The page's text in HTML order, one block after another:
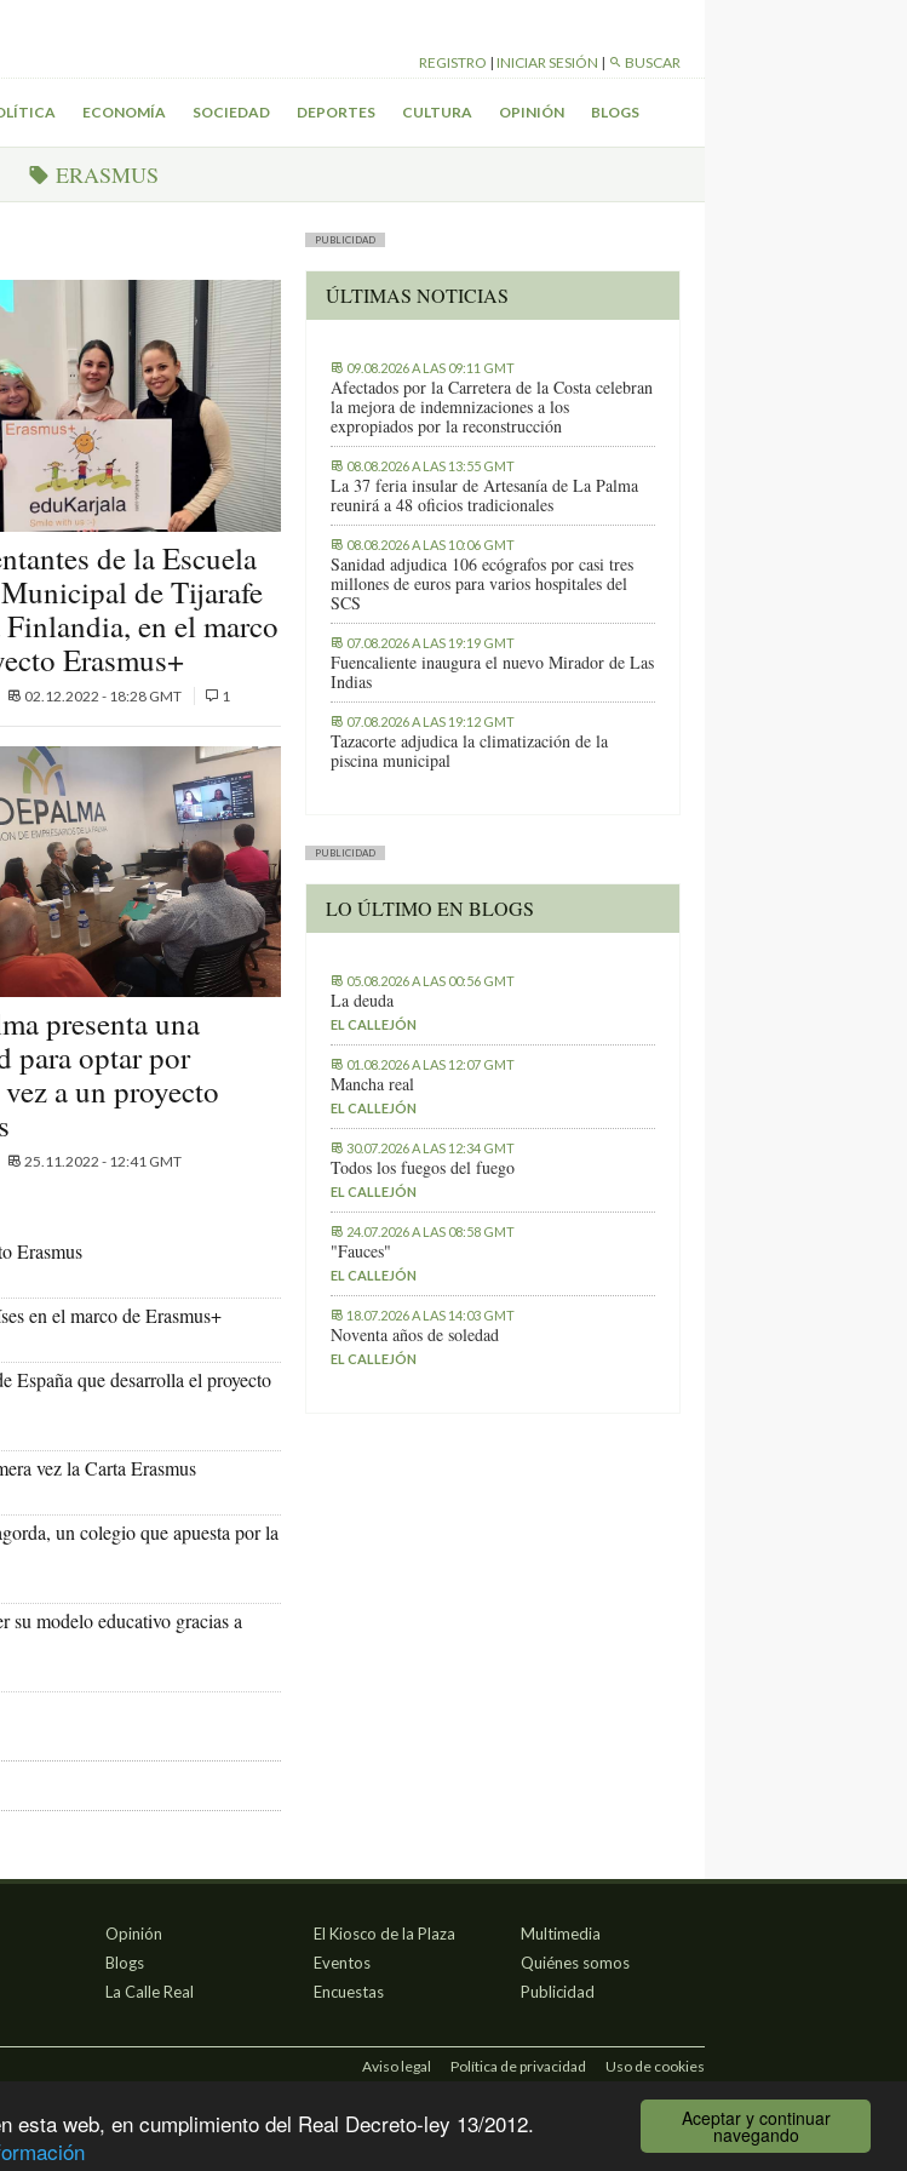
Aceptar y continuar
navegando
web, en cumplimiento del Real Decreto-ley 13/2012.
REGISTRO | INICIAR SESIÓN | BUSCAR
ECONOMÍA SOCIEDAD DEPORTES CULTURA OPINIÓN BLOGS
ERASMUS
de la Escuela
de Tijarafe
en el marco
Erasmus+
02.12.2022 - 18:28 GMT 1
presenta una
para optar por
a un proyecto
25.11.2022 - 12:41 GMT
Erasmus
en el marco de Erasmus+
España que desarrolla el proyecto
vez la Carta Erasmus
un colegio que apuesta por la
su modelo educativo gracias a
PUBLICIDAD
ÚLTIMAS NOTICIAS
09.08.2026 A LAS 09:11 GMT
Afectados por la Carretera de la Costa celebran
la mejora de indemnizaciones a los
expropiados por la reconstrucción
08.08.2026 A LAS 13:55 GMT
La 37 feria insular de Artesanía de La Palma
reunirá a 48 oficios tradicionales
08.08.2026 A LAS 10:06 GMT
Sanidad adjudica 106 ecógrafos por casi tres
millones de euros para varios hospitales del
SCS
07.08.2026 A LAS 19:19 GMT
Fuencaliente inaugura el nuevo Mirador de Las
Indias
07.08.2026 A LAS 19:12 GMT
Tazacorte adjudica la climatización de la
piscina municipal
PUBLICIDAD
LO ÚLTIMO EN BLOGS
05.08.2026 A LAS 00:56 GMT
La deuda
EL CALLEJÓN
01.08.2026 A LAS 12:07 GMT
Mancha real
EL CALLEJÓN
30.07.2026 A LAS 12:34 GMT
Todos los fuegos del fuego
EL CALLEJÓN
24.07.2026 A LAS 08:58 GMT
"Fauces"
EL CALLEJÓN
18.07.2026 A LAS 14:03 GMT
Noventa años de soledad
EL CALLEJÓN
Opinión
Blogs
La Calle Real
El Kiosco de la Plaza
Eventos
Encuestas
Multimedia
Quiénes somos
Publicidad
Aviso legal Política de privacidad Uso de cookies